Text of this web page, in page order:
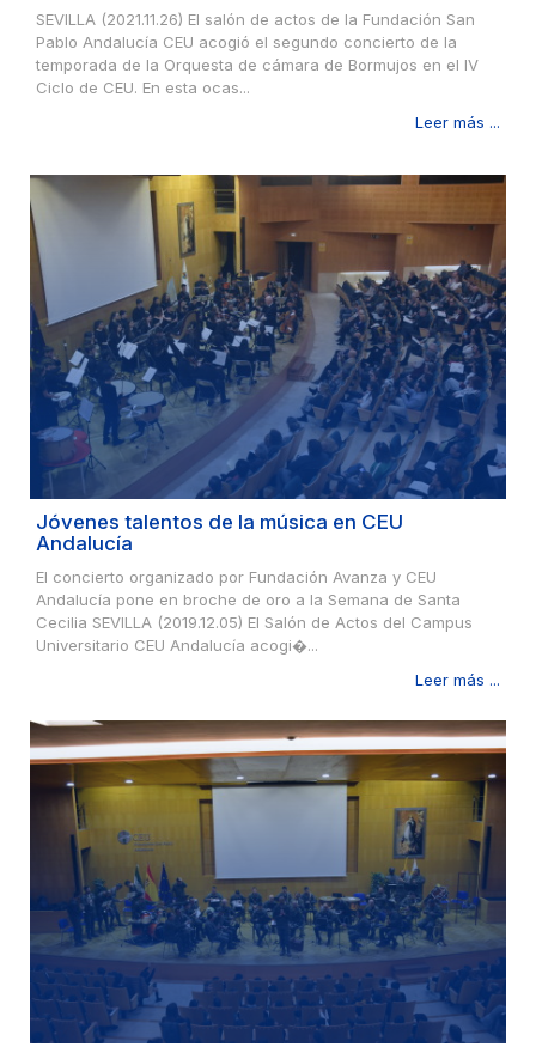
SEVILLA (2021.11.26) El salón de actos de la Fundación San
Pablo Andalucía CEU acogió el segundo concierto de la
temporada de la Orquesta de cámara de Bormujos en el IV
Ciclo de CEU. En esta ocas...
Leer más ...
Jóvenes talentos de la música en CEU
Andalucía
El concierto organizado por Fundación Avanza y CEU
Andalucía pone en broche de oro a la Semana de Santa
Cecilia SEVILLA (2019.12.05) El Salón de Actos del Campus
Universitario CEU Andalucía acogi�...
Leer más ...